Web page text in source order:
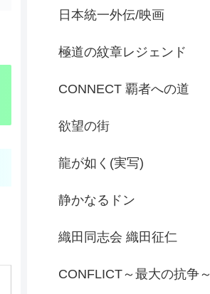
日本統一外伝/映画
極道の紋章レジェンド
CONNECT 覇者への道
欲望の街
龍が如く(実写)
静かなるドン
織田同志会 織田征仁
CONFLICT～最大の抗争～